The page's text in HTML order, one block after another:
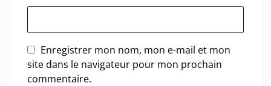
Enregistrer mon nom, mon e-mail et mon
site dans le navigateur pour mon prochain
commentaire.